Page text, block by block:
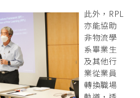
此外，RPL
亦能協助
非物流學
系畢業生
及其他行
業從業員
轉換職場